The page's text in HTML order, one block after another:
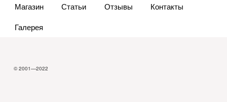
Магазин
Статьи Отзывы
Контакты
Галерея
© 2001—2022